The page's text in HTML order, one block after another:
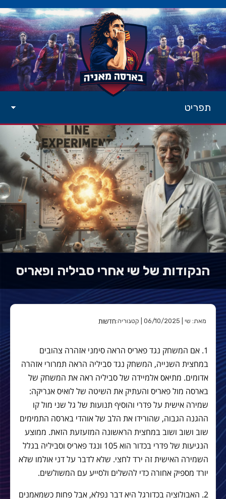
תפריט
הנקודות של שי אחרי סביליה ופאריס
מאת: שי | 06/10/2025 | קטגוריה: חדשות
1. אם המשחק נגד פאריס הראה סימני אזהרה צהובים
במחצית השנייה, המשחק נגד סביליה הראה תמרורי אזהרה
אדומים. מתיאס אלמיידה של סביליה ראה את המשחק של
בארסה מול פאריס והעתיק את השיטה של לואיס אנריקה:
שמירה אישית על פדרי והוסיף תנועות של גל שני מול קו
ההגנה הגבוה, שהורידו את הלב של אוהדי בארסה התמימים
שוב ושוב ושוב במחצית הראשונה המזעזעת הזאת. ממוצע
הנגיעות של פדרי בכדור הוא 105 ונגד פאריס וסביליה בגלל
השמירה האישית זה ירד לחצי. שלא לדבר על דני אולמו שלא
יורד מספיק אחורה כדי להשלים ולסייע עם המשולשים.
2. האבולוציה בכדורגל היא דבר נפלא, אבל פחות כשמאמנים